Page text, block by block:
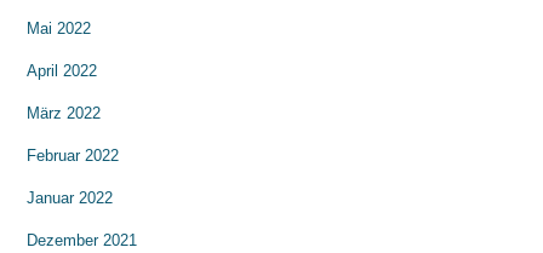
Mai 2022
April 2022
März 2022
Februar 2022
Januar 2022
Dezember 2021